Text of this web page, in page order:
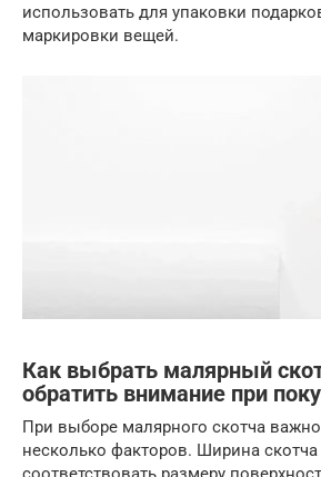
использовать для упаковки
маркировки вещей.
Как выбрать малярный
обратить внимание при
При выборе малярного скотча
несколько факторов. Ширина